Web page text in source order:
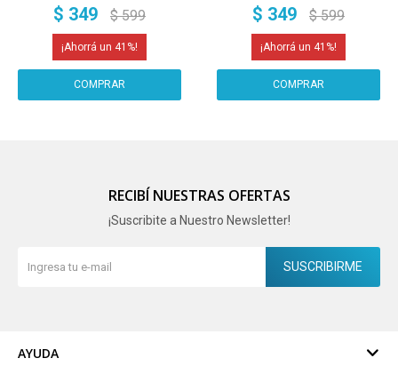
Cajones + Compartimentos |
Cosméticos, Joyas y Oficina
$ 349 $ 599
41
Apta Microondas Imback
$ 349 $ 599
41
RECIBÍ NUESTRAS OFERTAS
¡Suscribite a Nuestro Newsletter!
SUSCRIBIRME
AYUDA